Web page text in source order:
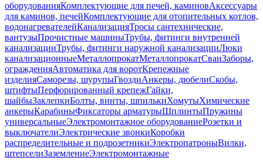
оборудованияКомплектующие для печей, каминовАксессуары
для каминов, печейКомплектующие для отопительных котлов,
водонагревателейКанализацияТросы сантехнические,
вантузыПрочистные машиныТрубы, фитинги внутренней
канализацииТрубы, фитинги наружной канализацииЛюки
канализационныеМеталлопрокатМеталлопрокатСваиЗаборы,
огражденияАвтоматика для воротКрепежные
изделияСаморезы, шурупыГвоздиАнкеры, дюбелиСкобы,
штифтыПерфорированный крепежГайки,
шайбыЗаклепкиБолты, винты, шпилькиХомутыХимические
анкерыКарабиныФиксаторы арматурыШплинтыПружины
универсальныеЭлектромонтажное оборудованиеРозетки и
выключателиЭлектрические звонкиКоробки
распределительные и подрозетникиЭлектропатроныВилки,
штепселиЗаземлениеЭлектромонтажные